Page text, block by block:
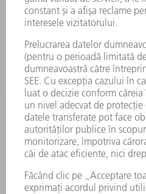
FIȘE TEHNICE DE SECURITATE
PRODUSE
LASER
ELECTRONICĂ DE PUTERE
UNELTE ELECTRICE
SMART FACTORY
SOFTWARE
SERVICII
APLICAȚII
DOMENII DE ACTIVITATE
COMPANIE
CARIERĂ
PROFILUL COMPANIEI
COMITET EXECUTIV